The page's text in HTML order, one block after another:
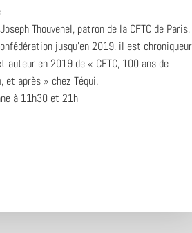
Thouvenel, patron de la CFTC de Paris,
jusqu’en 2019, il est chroniqueur
auteur en 2019 de « CFTC, 100 ans de
et après » chez Téqui.
à 11h30 et 21h